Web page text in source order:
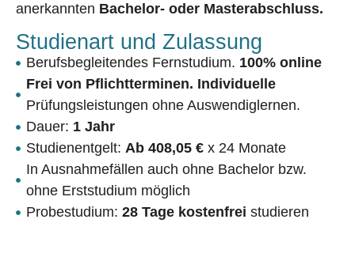
anerkannten Bachelor- oder Masterabschluss.
Studienart und Zulassung
Berufsbegleitendes Fernstudium. 100% online
Frei von Pflichtterminen. Individuelle
Prüfungsleistungen ohne Auswendiglernen.
Dauer: 1 Jahr
Studienentgelt: Ab 408,05 €x 24 Monate
In Ausnahmefällen auch ohne Bachelor bzw.
ohne Erststudium möglich
Probestudium: 28 Tage kostenfrei studieren